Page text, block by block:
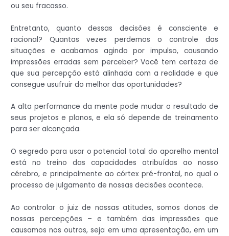
ou seu fracasso.
Entretanto, quanto dessas decisões é consciente e
racional? Quantas vezes perdemos o controle das
situações e acabamos agindo por impulso, causando
impressões erradas sem perceber? Você tem certeza de
que sua percepção está alinhada com a realidade e que
consegue usufruir do melhor das oportunidades?
A alta performance da mente pode mudar o resultado de
seus projetos e planos, e ela só depende de treinamento
para ser alcançada.
O segredo para usar o potencial total do aparelho mental
está no treino das capacidades atribuídas ao nosso
cérebro, e principalmente ao córtex pré-frontal, no qual o
processo de julgamento de nossas decisões acontece.
Ao controlar o juiz de nossas atitudes, somos donos de
nossas percepções – e também das impressões que
causamos nos outros, seja em uma apresentação, em um